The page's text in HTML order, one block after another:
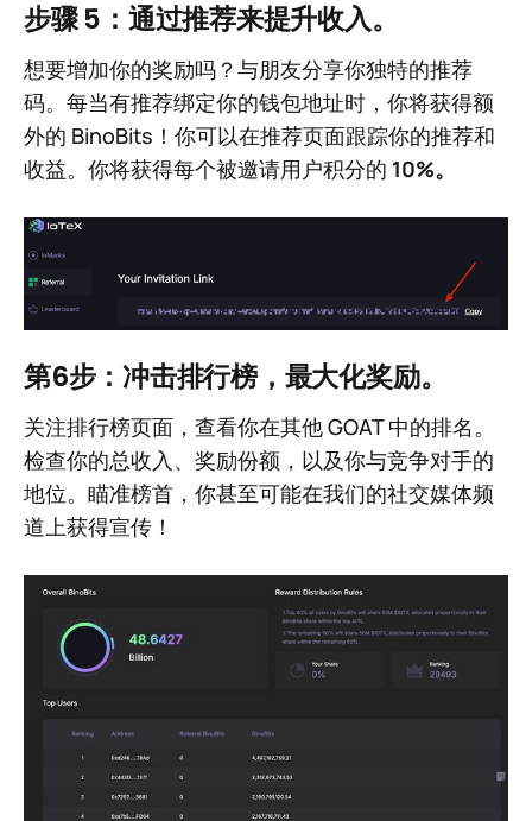
步骤 5：通过推荐来提升收入。
想要增加你的奖励吗？与朋友分享你独特的推荐
码。每当有推荐绑定你的钱包地址时，你将获得额
外的 BinoBits！你可以在推荐页面跟踪你的推荐和
收益。你将获得每个被邀请用户积分的 10%。
第6步：冲击排行榜，最大化奖励。
关注排行榜页面，查看你在其他 GOAT 中的排名。
检查你的总收入、奖励份额，以及你与竞争对手的
地位。瞄准榜首，你甚至可能在我们的社交媒体频
道上获得宣传！